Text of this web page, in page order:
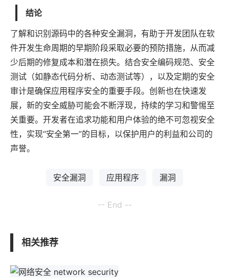
结论
了解和识别源码中的各种安全漏洞，有助于开发团队在软
件开发生命周期的早期阶段采取必要的预防措施，从而减
少后期的修复成本和潜在损失。结合安全编码规范、安全
测试（如静态代码分析、动态测试等），以及定期的安全
审计是确保应用程序安全的重要手段。创新也在快速发
展，新的安全威胁可能会不断浮现，持续的学习和警惕至
关重要。开发者在追求功能和用户体验的绝不可忽视安全
性，实现“安全第一”的目标，以保护用户的利益和公司的
声誉。
安全漏洞 应用程序 漏洞
-- End --
相关推荐